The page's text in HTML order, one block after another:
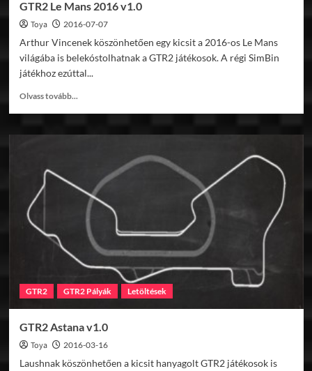
GTR2 Le Mans 2016 v1.0
Toya 2016-07-07
Arthur Vincenek köszönhetően egy kicsit a 2016-os Le Mans
világába is belekóstolhatnak a GTR2 játékosok. A régi SimBin
játékhoz ezúttal...
Olvass tovább...
GTR2
v1.0
GTR2 GTR2 Pályák Letöltések
GTR2 Astana v1.0
Toya 2016-03-16
Laushnak köszönhetően a kicsit hanyagolt GTR2 játékosok is